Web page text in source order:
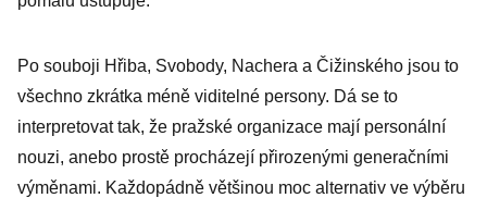
Po souboji Hřiba, Svobody, Nachera a Čižinského jsou to
všechno zkrátka méně viditelné persony. Dá se to
interpretovat tak, že pražské organizace mají personální
nouzi, anebo prostě procházejí přirozenými generačními
výměnami. Každopádně většinou moc alternativ ve výběru